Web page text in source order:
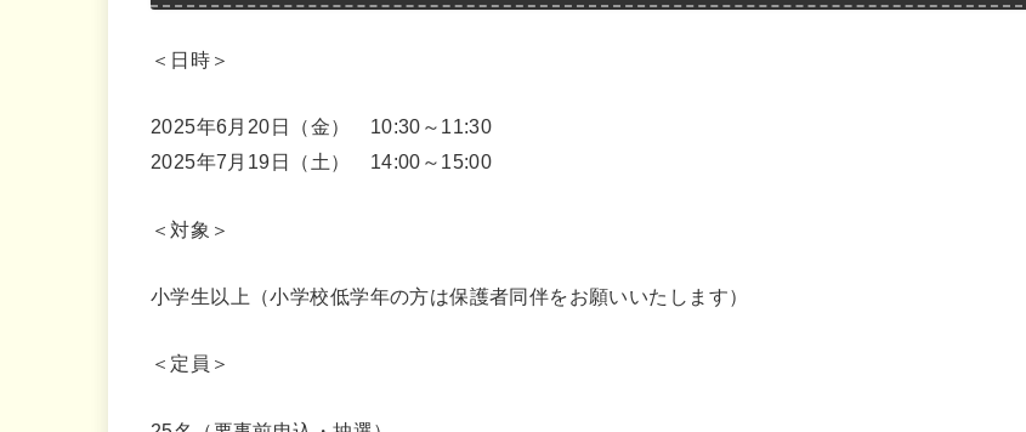
＜日時＞
2025年6月20日（金） 10:30～11:30
2025年7月19日（土） 14:00～15:00
＜対象＞
小学生以上（小学校低学年の方は保護者同伴をお願いいたします）
＜定員＞